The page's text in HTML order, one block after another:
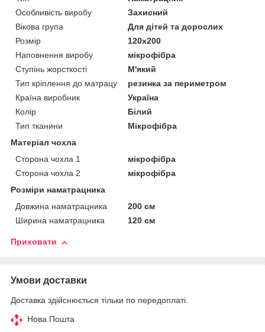
Особливість виробу
Захисний
Вікова група
Для дітей та дорослих
Розмір
120x200
Наповнення виробу
мікрофібра
Ступінь жорсткості
М'який
Тип кріплення до матрацу
резинка за периметром
Країна виробник
Україна
Колір
Білий
Тип тканини
Мікрофібра
Матеріал чохла
Сторона чохла 1
мікрофібра
Сторона чохла 2
мікрофібра
Розміри наматрацника
Довжина наматрацника
200 см
Ширина наматрацника
120 см
Приховати
Умови доставки
Доставка здійснюється тільки по передоплаті.
Нова Пошта